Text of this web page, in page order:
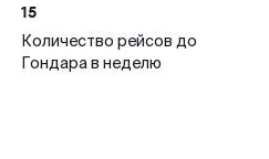
15
Количество рейсов до
Гондара в неделю